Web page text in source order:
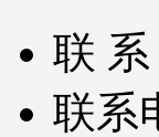
联 系
联系